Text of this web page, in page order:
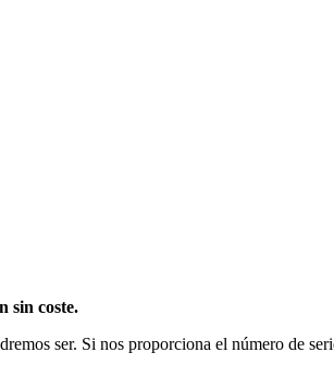
sin coste.
ser. Si nos proporciona el número de